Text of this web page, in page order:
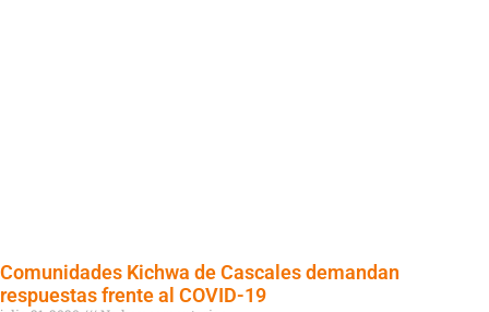
Comunidades Kichwa de Cascales demandan
respuestas frente al COVID-19